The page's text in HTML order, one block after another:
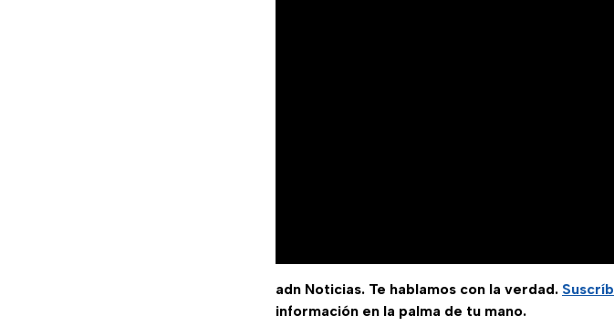
adn Noticias. Te hablamos con la verdad.
información en la palma de tu mano.